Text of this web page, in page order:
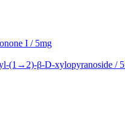
I / 5mg
(1→2)-β-D-xylopyranoside /